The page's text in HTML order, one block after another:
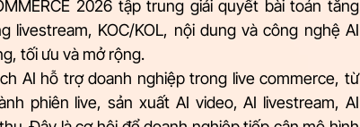
2026 tập trung giải quyết bài toán tăng
KOC/KOL, nội dung và công nghệ AI
tối ưu và mở rộng.
AI hỗ trợ doanh nghiệp trong live commerce, từ
phiên live, sản xuất AI video, AI livestream, AI